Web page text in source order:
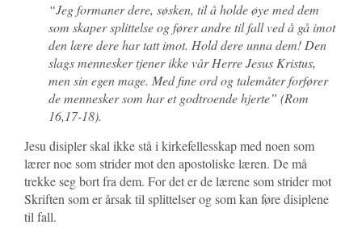
“Jeg formaner dere, søsken, til å holde øye med dem
som skaper splittelse og fører andre til fall ved å gå imot
den lære dere har tatt imot. Hold dere unna dem!Den
slags mennesker tjener ikke vår Herre Jesus Kristus,
men sin egen mage. Med fine ord og talemåter forfører
de mennesker som har et godtroende hjerte” (Rom
16,17-18).
Jesu disipler skal ikke stå i kirkefellesskap med noen som
lærer noe som strider mot den apostoliske læren. De må
trekke seg bort fra dem. For det er de lærene som strider mot
Skriften som er årsak til splittelser og som kan føre disiplene
til fall.